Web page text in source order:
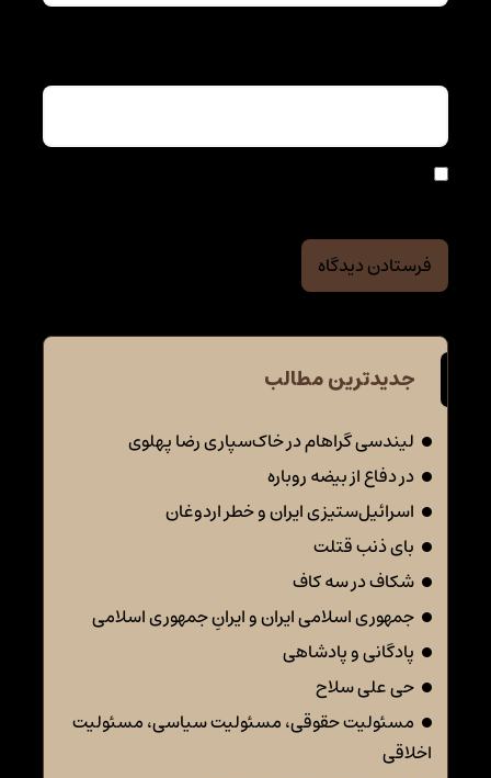
جدیدترین مطالب
لیندسی گراهام در خاک‌سپاری رضا پهلوی
در دفاع از بیضه روباره
اسرائیل‌ستیزی ایران و خطر اردوغان
بای ذنب قتلت
شکاف در سه کاف
جمهوری اسلامی ایران و ایرانِ جمهوری اسلامی
پادگانی و پادشاهی
حی علی سلاح
مسئولیت حقوقی، مسئولیت سیاسی، مسئولیت
اخلاقی